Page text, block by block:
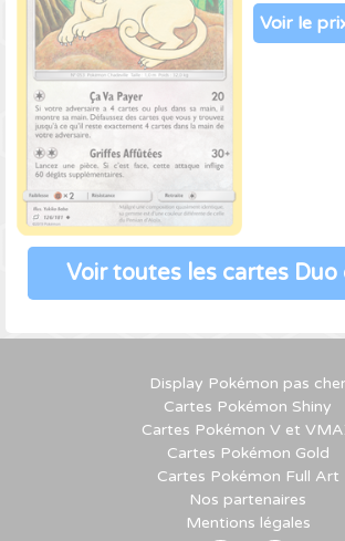
Voir le
Voir toutes les cartes Duo
Display Pokémon pas cher
Cartes Pokémon Shiny
Cartes Pokémon V et
Cartes Pokémon Gold
Cartes Pokémon Full Art
Nos partenaires
Mentions légales